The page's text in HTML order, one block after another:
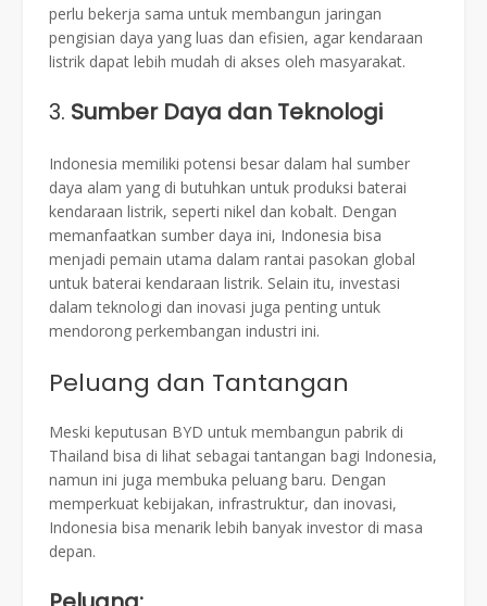
perlu bekerja sama untuk membangun jaringan
pengisian daya yang luas dan efisien, agar kendaraan
listrik dapat lebih mudah di akses oleh masyarakat.
3. Sumber Daya dan Teknologi
Indonesia memiliki potensi besar dalam hal sumber
daya alam yang di butuhkan untuk produksi baterai
kendaraan listrik, seperti nikel dan kobalt. Dengan
memanfaatkan sumber daya ini, Indonesia bisa
menjadi pemain utama dalam rantai pasokan global
untuk baterai kendaraan listrik. Selain itu, investasi
dalam teknologi dan inovasi juga penting untuk
mendorong perkembangan industri ini.
Peluang dan Tantangan
Meski keputusan BYD untuk membangun pabrik di
Thailand bisa di lihat sebagai tantangan bagi Indonesia,
namun ini juga membuka peluang baru. Dengan
memperkuat kebijakan, infrastruktur, dan inovasi,
Indonesia bisa menarik lebih banyak investor di masa
depan.